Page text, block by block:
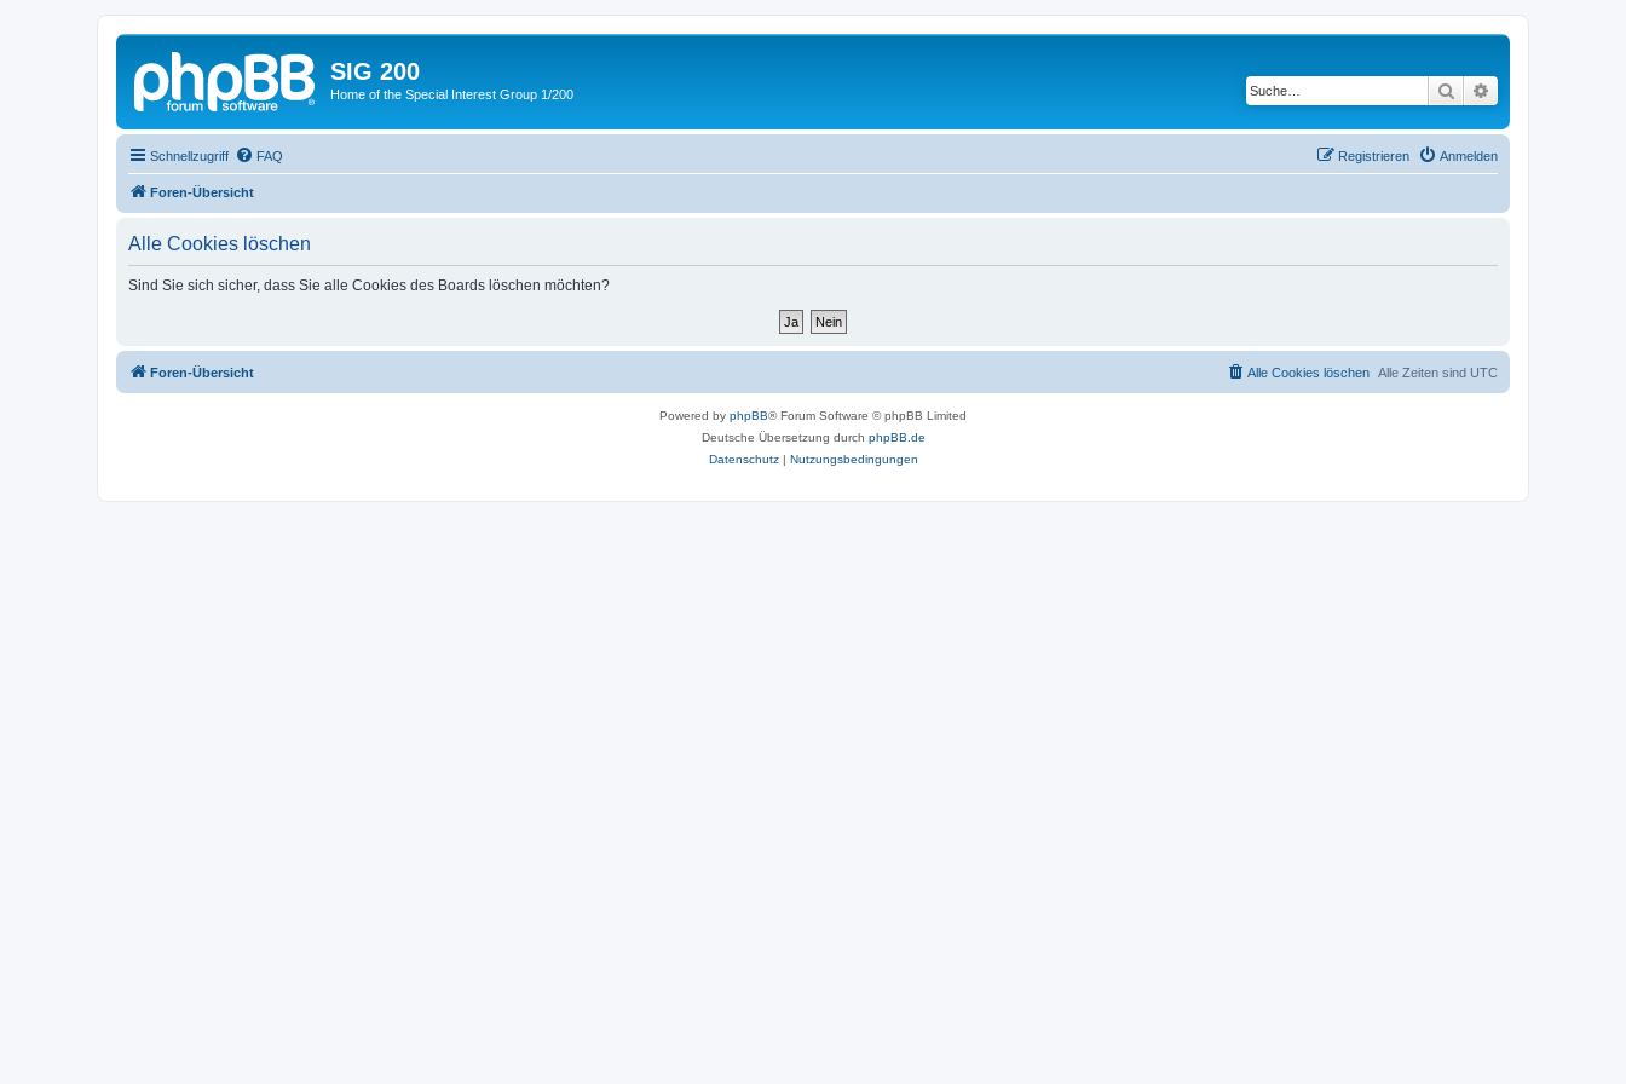
SIG 200
Home of the Special Interest Group 1/200 Suche
Schnellzugriff FAQ Anmelden
Registrieren
Foren-Übersicht
Alle Cookies löschen
Sind Sie sich sicher, dass Sie alle Cookies des Boards löschen möchten?
Foren-Übersicht Alle Zeiten sind UTC
Alle Cookies löschen
Powered by phpBB® Forum Software © phpBB Limited
Deutsche Übersetzung durch phpBB.de
Datenschutz| Nutzungsbedingungen